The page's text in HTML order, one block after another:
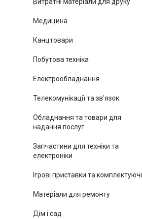
Медицина
Канцтовари
Побутова техніка
Електрообладнання
Телекомунікації та зв'язок
Обладнання та товари для
надання послуг
Запчастини для техніки та
електроніки
Ігрові приставки та комплектуючі
Матеріали для ремонту
Дім і сад